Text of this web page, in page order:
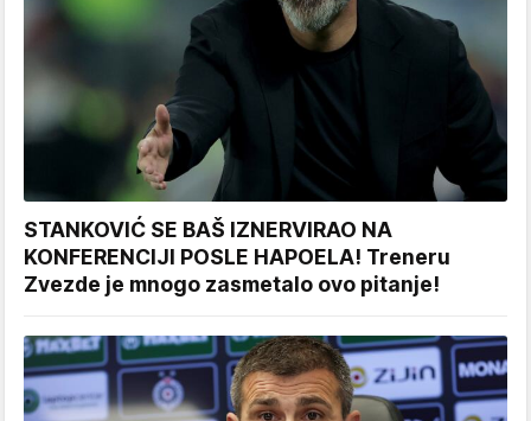
STANKOVIĆ SE BAŠ IZNERVIRAO NA
KONFERENCIJI POSLE HAPOELA! Treneru
Zvezde je mnogo zasmetalo ovo pitanje!